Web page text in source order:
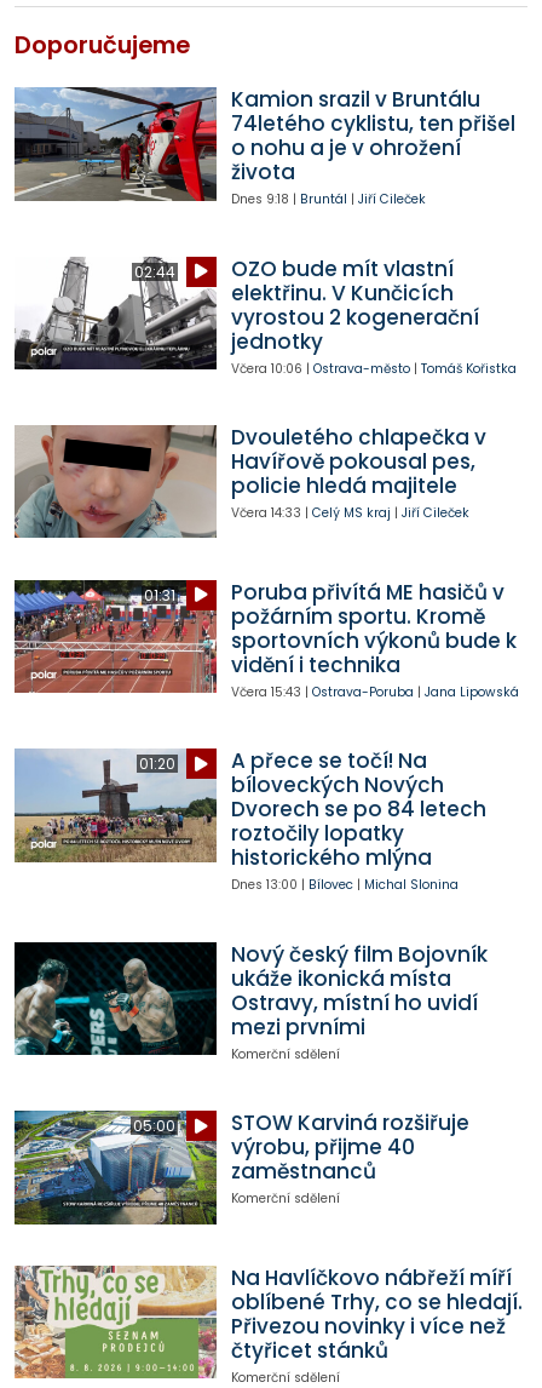
Doporučujeme
Kamion srazil v Bruntálu
74letého cyklistu, ten přišel
o nohu a je v ohrožení
života
Dnes 9:18 | Bruntál | Jiří Cileček
02:44
OZO bude mít vlastní
elektřinu. V Kunčicích
vyrostou 2 kogenerační
jednotky
Včera 10:06 | Ostrava-město| Tomáš Kořistka
Dvouletého chlapečka v
Havířově pokousal pes,
policie hledá majitele
Včera 14:33 | Celý MS kraj | Jiří Cileček
01:31
Poruba přivítá ME hasičů v
požárním sportu. Kromě
sportovních výkonů bude k
vidění i technika
Včera 15:43 | Ostrava-Poruba | Jana Lipowská
01:20
A přece se točí! Na
bíloveckých Nových
Dvorech se po 84 letech
roztočily lopatky
historického mlýna
Dnes 13:00 | Bílovec| Michal Slonina
Nový český film Bojovník
ukáže ikonická místa
Ostravy, místní ho uvidí
mezi prvními
Komerční sdělení
05:00
STOW Karviná rozšiřuje
výrobu, přijme 40
zaměstnanců
Komerční sdělení
Na Havlíčkovo nábřeží míří
oblíbené Trhy, co se hledají.
Přivezou novinky i více než
čtyřicet stánků
Komerční sdělení